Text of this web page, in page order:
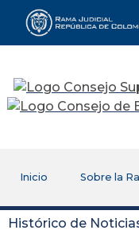
Rama
Inicio Sobre la
Histórico de